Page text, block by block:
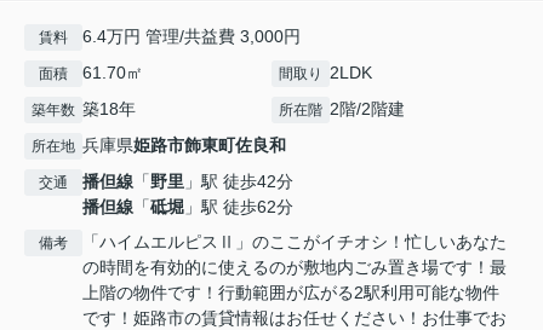
賃料 6.4万円 管理/共益費 3,000円
面積 61.70㎡ 間取り 2LDK
築年数 築18年 所在階 2階/2階建
所在地 兵庫県姫路市飾東町佐良和
交通 播但線 「野里 」駅 徒歩42分
播但線 「砥堀 」駅 徒歩62分
備考
「ハイムエルピスⅡ」のここがイチオシ！忙しいあなた
の時間を有効的に使えるのが敷地内ごみ置き場です！最
上階の物件です！行動範囲が広がる2駅利用可能な物件
です！姫路市の賃貸情報はお任せください！お仕事でお